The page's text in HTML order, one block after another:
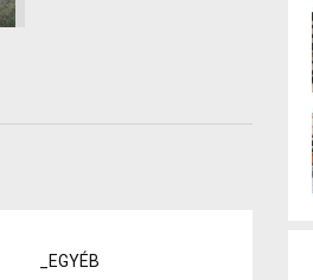
_EGYÉB